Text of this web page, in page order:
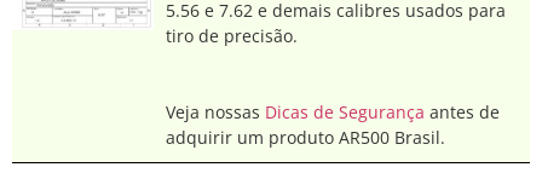
5.56 e 7.62 e demais calibres usados para
tiro de precisão.
Veja nossas Dicas de Segurança antes de
adquirir um produto AR500 Brasil.